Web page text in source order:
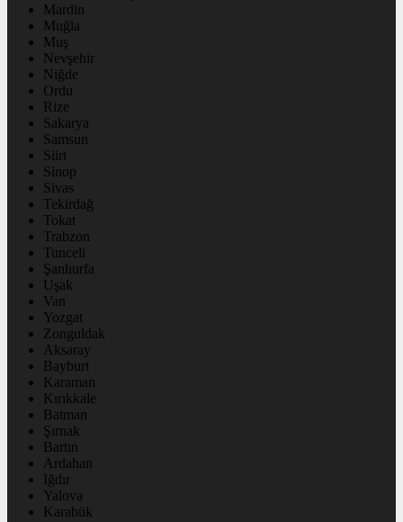
Mardin
Muğla
Muş
Nevşehir
Niğde
Ordu
Rize
Sakarya
Samsun
Siirt
Sinop
Sivas
Tekirdağ
Tokat
Trabzon
Tunceli
Şanlıurfa
Uşak
Van
Yozgat
Zonguldak
Aksaray
Bayburt
Karaman
Kırıkkale
Batman
Şırnak
Bartın
Ardahan
Iğdır
Yalova
Karabük